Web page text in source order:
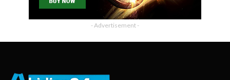
- Advertisement -